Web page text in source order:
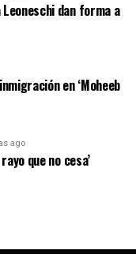
dan forma a
en ‘Moheeb
ago
que no cesa’